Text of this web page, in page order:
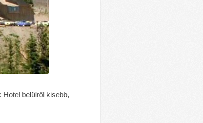
belülről kisebb,